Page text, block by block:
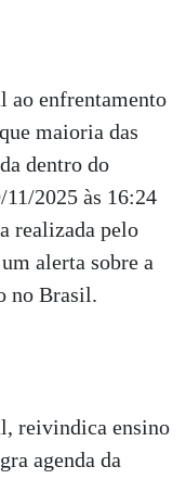
ao enfrentamento
maioria das
dentro do
2025 às 16:24
realizada pelo
alerta sobre a
no Brasil.
reivindica ensino
agenda da